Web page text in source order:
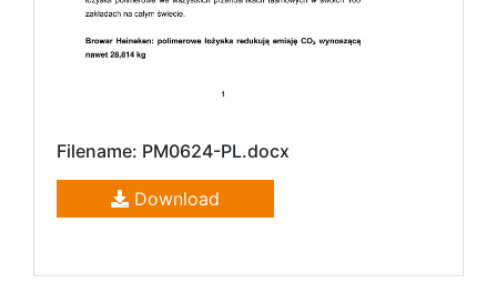
Filename: PM0624-PL.docx
Download